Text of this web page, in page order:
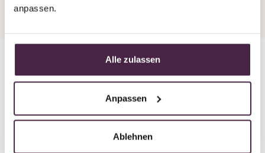
anpassen.
Alle zulassen
Anpassen
Ablehnen
In 8 Wochen zum
Erinnerungsstück mit Edelstein